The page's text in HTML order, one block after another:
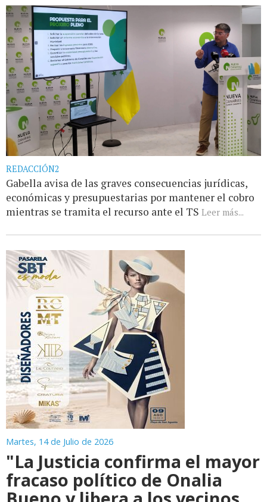
REDACCIÓN2
Gabella avisa de las graves consecuencias jurídicas,
económicas y presupuestarias por mantener el cobro
mientras se tramita el recurso ante el TS Leer más...
Martes, 14 de Julio de 2026
"La Justicia confirma el mayor
fracaso político de Onalia